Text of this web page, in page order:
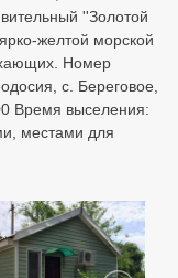
''Золотой
желтой морской
Номер
с. Береговое,
Время выселения:
местами для